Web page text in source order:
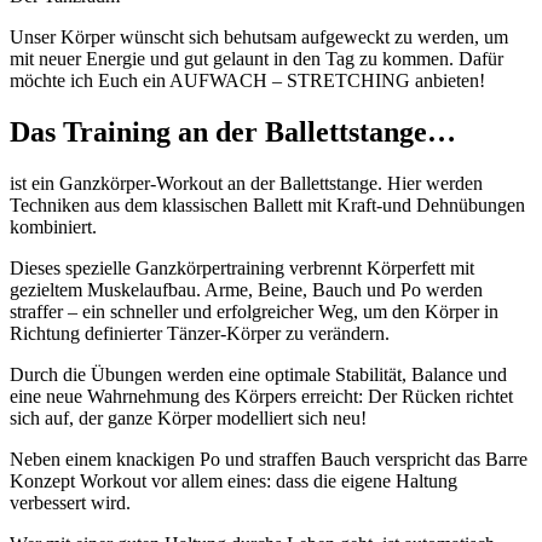
Unser Körper wünscht sich behutsam aufgeweckt zu werden, um
mit neuer Energie und gut gelaunt in den Tag zu kommen. Dafür
möchte ich Euch ein AUFWACH – STRETCHING anbieten!
Das Training an der Ballettstange…
ist ein Ganzkörper-Workout an der Ballettstange. Hier werden
Techniken aus dem klassischen Ballett mit Kraft-und Dehnübungen
kombiniert.
Dieses spezielle Ganzkörpertraining verbrennt Körperfett mit
gezieltem Muskelaufbau. Arme, Beine, Bauch und Po werden
straffer – ein schneller und erfolgreicher Weg, um den Körper in
Richtung definierter Tänzer-Körper zu verändern.
Durch die Übungen werden eine optimale Stabilität, Balance und
eine neue Wahrnehmung des Körpers erreicht: Der Rücken richtet
sich auf, der ganze Körper modelliert sich neu!
Neben einem knackigen Po und straffen Bauch verspricht das Barre
Konzept Workout vor allem eines: dass die eigene Haltung
verbessert wird.